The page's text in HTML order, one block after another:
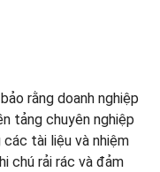
rằng doanh nghiệp
tảng chuyên nghiệp
tài liệu và nhiệm
chú rải rác và đảm